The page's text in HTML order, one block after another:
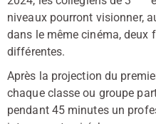
niveaux pourront visionner,
dans le même cinéma, deux
différentes.
Après la projection du
chaque classe ou groupe
pendant 45 minutes un